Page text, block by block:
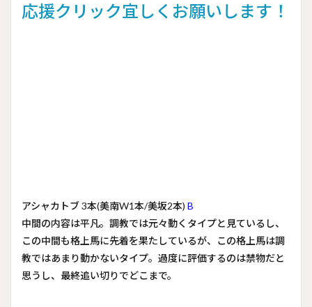
応援クリック宜しくお願いします！
アシャカトブ 3本(美南W1本/美坂2本) B
中間の内容は平凡。調教では元々動くタイプと見ているし、
この中間も格上馬に先着を果たしているが、この格上馬は調
教ではあまり動かないタイプ。過度に評価するのは禁物だと
思うし、最終追い切りでどこまで。